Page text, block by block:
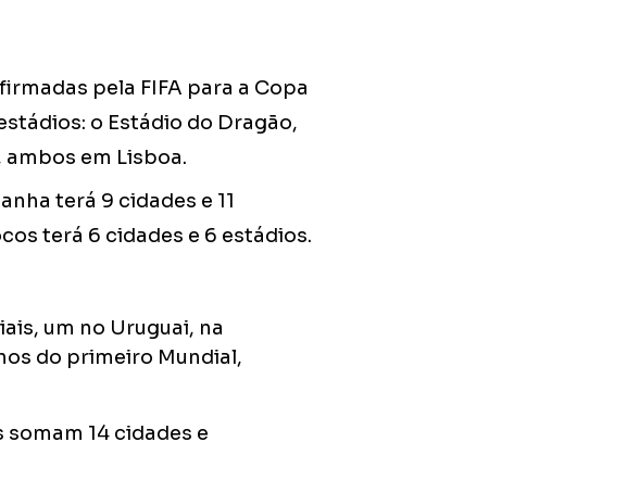
pela FIFA para a Copa
o Estádio do Dragão,
ambos em Lisboa.
terá 9 cidades e 11
terá 6 cidades e 6 estádios.
um no Uruguai, na
do primeiro Mundial,
14 cidades e